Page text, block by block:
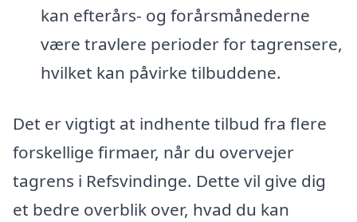
kan efterårs- og forårsmånederne
være travlere perioder for tagrensere,
hvilket kan påvirke tilbuddene.
Det er vigtigt at indhente tilbud fra flere
forskellige firmaer, når du overvejer
tagrens i Refsvindinge. Dette vil give dig
et bedre overblik over, hvad du kan